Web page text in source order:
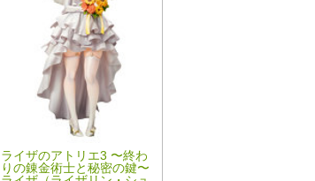
ライザのアトリエ3 〜終わ
りの錬金術士と秘密の鍵〜